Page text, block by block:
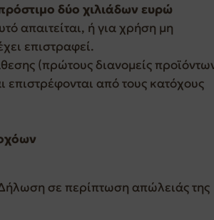
δύο χιλιάδων ευρώ
απαιτείται, ή για χρήση μη
επιστραφεί.
(πρώτους διανομείς
επιστρέφονται από τους κατόχους
σε περίπτωση απώλειάς της